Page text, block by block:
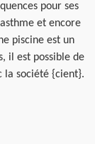
pour ses
et encore
piscine est un
il est possible de
la société {cient}.